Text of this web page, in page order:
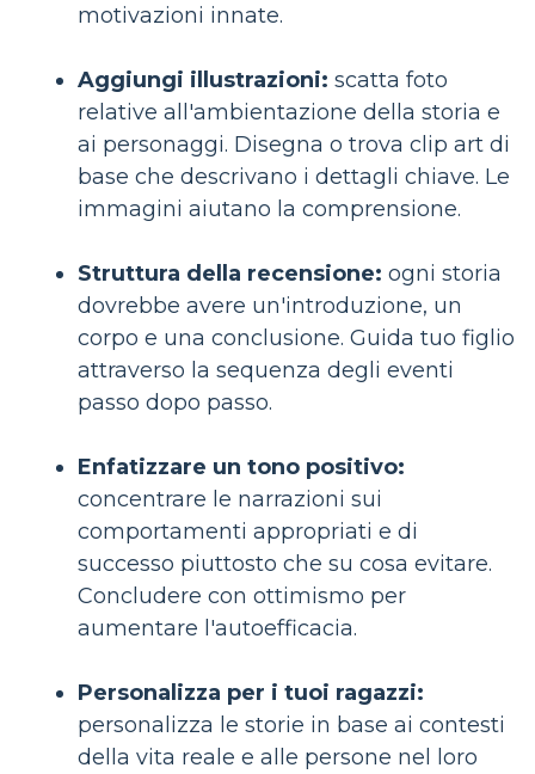
motivazioni innate.
Aggiungi illustrazioni: scatta foto
relative all'ambientazione della storia e
ai personaggi. Disegna o trova clip art di
base che descrivano i dettagli chiave. Le
immagini aiutano la comprensione.
Struttura della recensione: ogni storia
dovrebbe avere un'introduzione, un
corpo e una conclusione. Guida tuo figlio
attraverso la sequenza degli eventi
passo dopo passo.
Enfatizzare un tono positivo:
concentrare le narrazioni sui
comportamenti appropriati e di
successo piuttosto che su cosa evitare.
Concludere con ottimismo per
aumentare l'autoefficacia.
Personalizza per i tuoi ragazzi:
personalizza le storie in base ai contesti
della vita reale e alle persone nel loro